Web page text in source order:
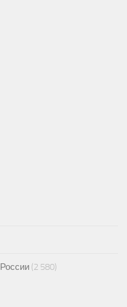
(2 580)